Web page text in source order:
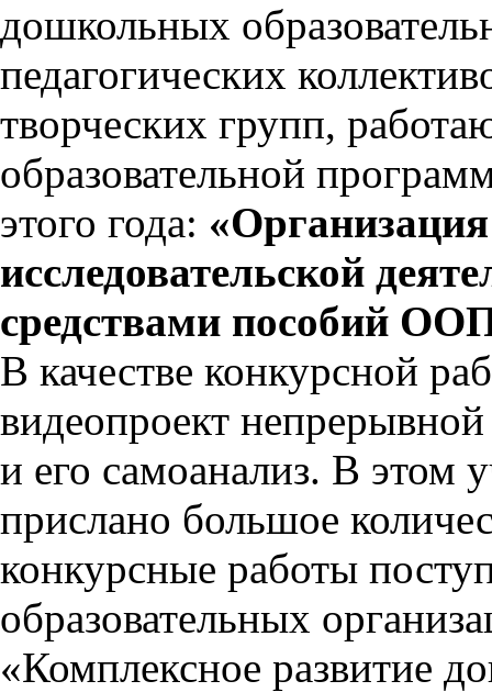
дошкольных
педагогических
творческих групп,
образовательной
этого года:
исследовательской
средствами пособий
В качестве конкурсной
видеопроект непрерывной
и его самоанализ. В этом
прислано большое
конкурсные работы
образовательных
«Комплексное развитие